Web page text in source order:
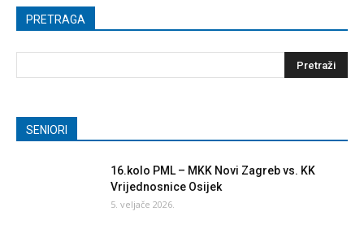
PRETRAGA
SENIORI
16.kolo PML – MKK Novi Zagreb vs. KK
Vrijednosnice Osijek
5. veljače 2026.